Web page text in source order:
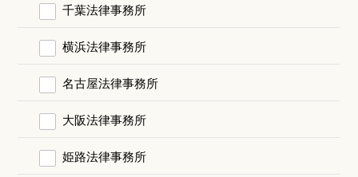
千葉法律事務所
横浜法律事務所
名古屋法律事務所
大阪法律事務所
姫路法律事務所